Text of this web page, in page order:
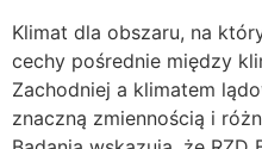
Klimat dla obszaru, na
cechy pośrednie między
Zachodniej a klimatem
znaczną zmiennością i